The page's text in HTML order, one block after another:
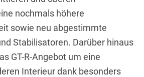
nochmals höhere
sowie neu abgestimmte
Stabilisatoren. Darüber hinaus
GT-R-Angebot um eine
Interieur dank besonders